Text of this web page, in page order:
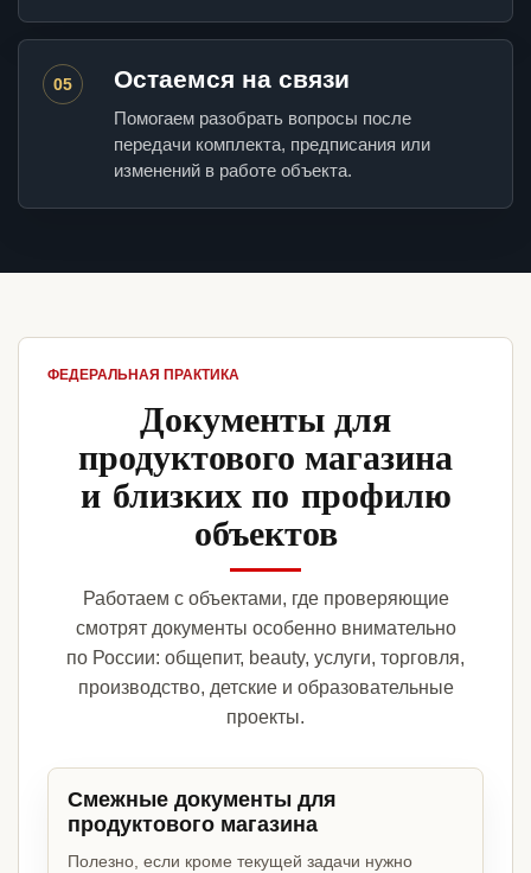
05 Остаемся на связи
Помогаем разобрать вопросы после
передачи комплекта, предписания или
изменений в работе объекта.
ФЕДЕРАЛЬНАЯ ПРАКТИКА
Документы для
продуктового магазина
и близких по профилю
объектов
Работаем с объектами, где проверяющие
смотрят документы особенно внимательно
по России: общепит, beauty, услуги, торговля,
производство, детские и образовательные
проекты.
Смежные документы для
продуктового магазина
Полезно, если кроме текущей задачи нужно